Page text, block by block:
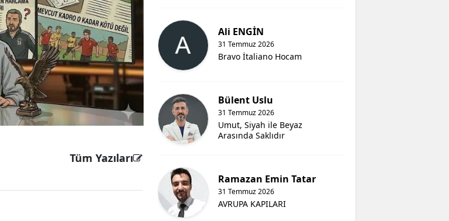
Tüm Yazıları
Ali ENGİN
31 Temmuz 2026
Bravo İtaliano Hocam
Bülent Uslu
31 Temmuz 2026
Umut, Siyah ile Beyaz
Arasında Saklıdır
Ramazan Emin Tatar
31 Temmuz 2026
AVRUPA KAPILARI